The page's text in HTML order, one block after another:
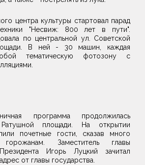
центра культуры стартовал парад
"Несвиж: 800 лет в пути".
по центральной ул. Советской
В ней - 30 машин, каждая
тематическую фотозону с
программа продолжилась
площади. На открытии
почетные гости, сказав много
Заместитель главы
Игорь Луцкий зачитал
от главы государства.